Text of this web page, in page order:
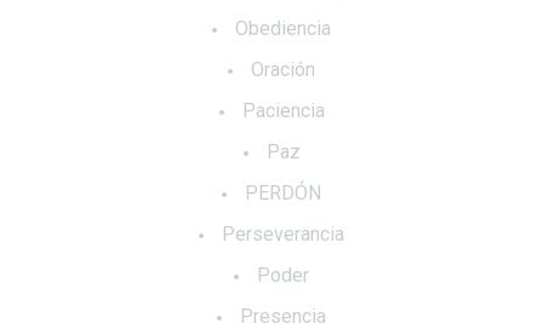
Obediencia
Oración
Paciencia
Paz
PERDÓN
Perseverancia
Poder
Presencia